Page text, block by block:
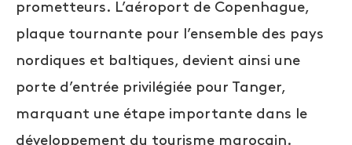
prometteurs. L’aéroport de Copenhague,
plaque tournante pour l’ensemble des pays
nordiques et baltiques, devient ainsi une
porte d’entrée privilégiée pour Tanger,
marquant une étape importante dans le
développement du tourisme marocain.